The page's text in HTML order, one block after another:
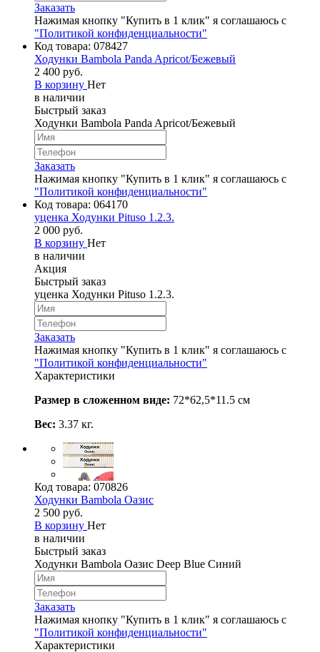
Заказать
Нажимая кнопку "Купить в 1 клик" я соглашаюсь с
"Политикой конфиденциальности"
Код товара: 078427
Ходунки Bambola Panda Apricot/Бежевый
2 400 руб.
В корзину Нет
в наличии
Быстрый заказ
Ходунки Bambola Panda Apricot/Бежевый
Заказать
Нажимая кнопку "Купить в 1 клик" я соглашаюсь с
"Политикой конфиденциальности"
Код товара: 064170
уценка Ходунки Pituso 1.2.3.
2 000 руб.
В корзину Нет
в наличии
Акция
Быстрый заказ
уценка Ходунки Pituso 1.2.3.
Заказать
Нажимая кнопку "Купить в 1 клик" я соглашаюсь с
"Политикой конфиденциальности"
Характеристики
Размер в сложенном виде: 72*62,5*11.5 см
Вес: 3.37 кг.
Код товара: 070826
Ходунки Bambola Оазис
2 500 руб.
В корзину Нет
в наличии
Быстрый заказ
Ходунки Bambola Оазис Deep Blue Синий
Заказать
Нажимая кнопку "Купить в 1 клик" я соглашаюсь с
"Политикой конфиденциальности"
Характеристики